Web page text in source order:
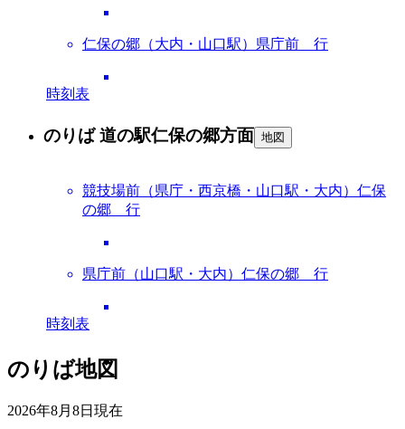
仁保の郷（大内・山口駅）県庁前 行
時刻表
のりば 道の駅仁保の郷方面 地図
競技場前（県庁・西京橋・山口駅・大内）仁保
の郷 行
県庁前（山口駅・大内）仁保の郷 行
時刻表
のりば地図
2026年8月8日 現在